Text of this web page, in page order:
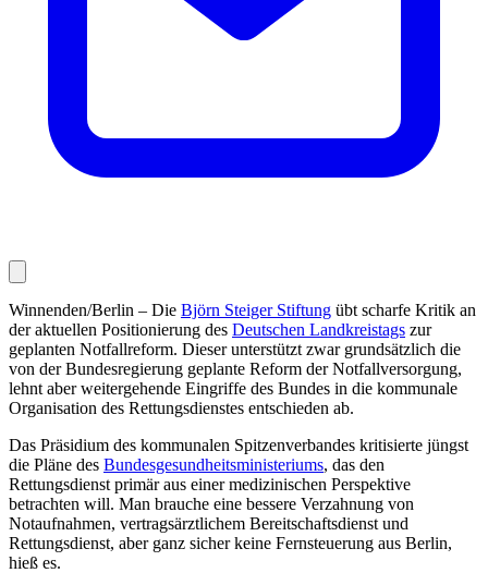
Winnenden/Berlin – Die Björn Steiger Stiftung übt scharfe Kritik an
der aktuellen Positionierung des Deutschen Landkreistags zur
geplanten Notfallreform. Dieser unterstützt zwar grundsätzlich die
von der Bundesregierung geplante Reform der Notfallversorgung,
lehnt aber weitergehende Eingriffe des Bundes in die kommunale
Organisation des Rettungsdienstes entschieden ab.
Das Präsidium des kommunalen Spitzenverbandes kritisierte jüngst
die Pläne des Bundesgesundheitsministeriums, das den
Rettungsdienst primär aus einer medizinischen Perspektive
betrachten will. Man brauche eine bessere Verzahnung von
Notaufnahmen, vertragsärztlichem Bereitschaftsdienst und
Rettungsdienst, aber ganz sicher keine Fernsteuerung aus Berlin,
hieß es.